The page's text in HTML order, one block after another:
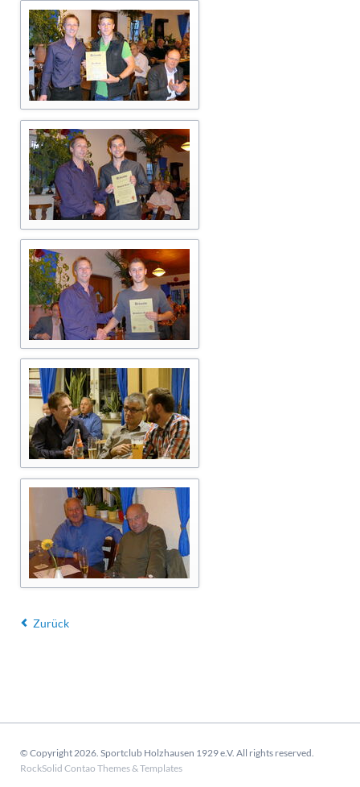
Zurück
© Copyright 2026. Sportclub Holzhausen 1929 e.V. All rights reserved.
RockSolid Contao Themes & Templates